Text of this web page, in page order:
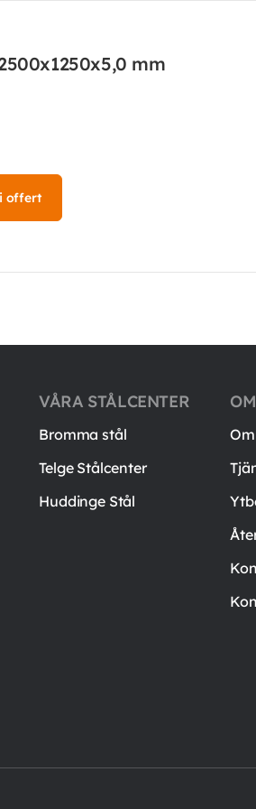
mm
offert
VÅRA STÅLCENTER
Bromma stål
Telge Stålcenter
Huddinge Stål